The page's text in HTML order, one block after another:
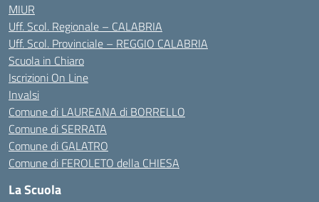
MIUR
Uff. Scol. Regionale – CALABRIA
Uff. Scol. Provinciale – REGGIO CALABRIA
Scuola in Chiaro
Iscrizioni On Line
Invalsi
Comune di LAUREANA di BORRELLO
Comune di SERRATA
Comune di GALATRO
Comune di FEROLETO della CHIESA
La Scuola